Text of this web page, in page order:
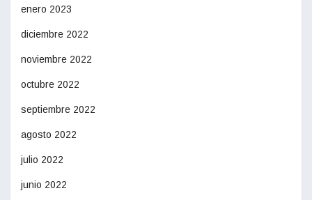
enero 2023
diciembre 2022
noviembre 2022
octubre 2022
septiembre 2022
agosto 2022
julio 2022
junio 2022